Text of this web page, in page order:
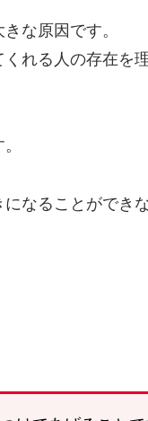
な原因です。
れる人の存在を
なることができ